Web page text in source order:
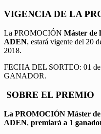
VIGENCIA DE LA
La PROMOCIÓN Máster de
ADEN, estará vigente del 20
2018.
FECHA DEL SORTEO: 01
GANADOR.
SOBRE EL PREMIO
La PROMOCIÓN Máster
ADEN, premiará a 1